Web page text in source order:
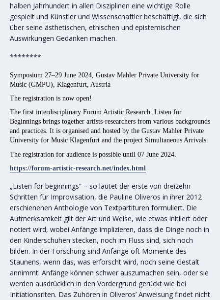
halben Jahrhundert in allen Disziplinen eine wichtige Rolle
gespielt und Künstler und Wissenschaftler beschäftigt, die sich
über seine ästhetischen, ethischen und epistemischen
Auswirkungen Gedanken machen.
********
Symposium 27–29 June 2024, Gustav Mahler Private University for
Music (GMPU), Klagenfurt, Austria
The registration is now open!
The first interdisciplinary Forum Artistic Research: Listen for
Beginnings brings together artists-researchers from various backgrounds
and practices. It is organised and hosted by the Gustav Mahler Private
University for Music Klagenfurt and the project Simultaneous Arrivals.
The registration for audience is possible until 07 June 2024.
https://forum-artistic-research.net/index.html
„Listen for beginnings” – so lautet der erste von dreizehn
Schritten für Improvisation, die Pauline Oliveros in ihrer 2012
erschienenen Anthologie von Textpartituren formuliert. Die
Aufmerksamkeit gilt der Art und Weise, wie etwas initiiert oder
notiert wird, wobei Anfänge implizieren, dass die Dinge noch in
den Kinderschuhen stecken, noch im Fluss sind, sich noch
bilden. In der Forschung sind Anfänge oft Momente des
Staunens, wenn das, was erforscht wird, noch seine Gestalt
annimmt. Anfänge können schwer auszumachen sein, oder sie
werden ausdrücklich in den Vordergrund gerückt wie bei
Initiationsriten. Das Zuhören in Oliveros’ Anweisung findet nicht